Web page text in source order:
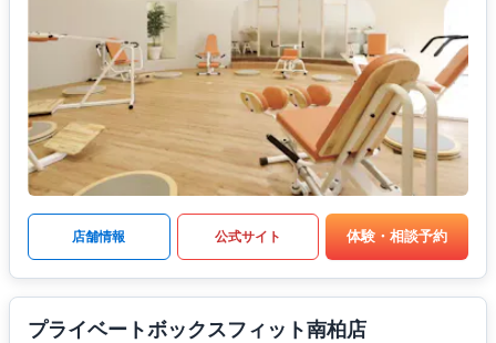
店舗情報 公式サイト 体験・相談予約
プライベートボックスフィット南柏店